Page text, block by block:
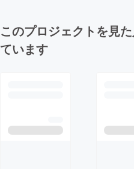
このプロジェクトを見
ています